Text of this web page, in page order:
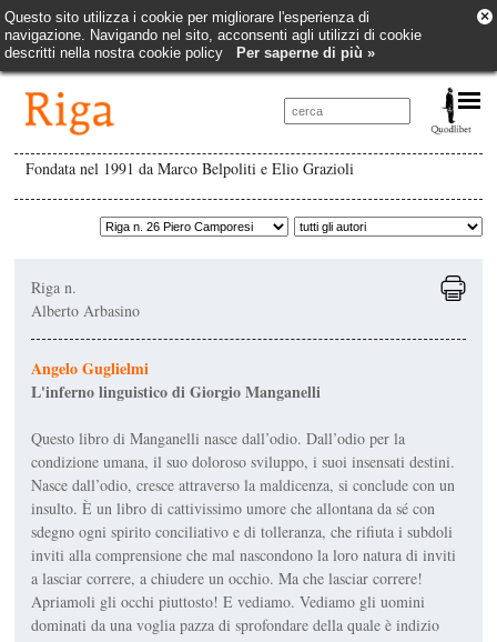
Questo sito utilizza i cookie per migliorare l'esperienza di
navigazione. Navigando nel sito, acconsenti agli utilizzi di cookie
descritti nella nostra cookie policy
Per saperne di più »
×
Fondata nel 1991 da Marco Belpoliti e Elio Grazioli
Riga n.
Alberto Arbasino
Angelo Guglielmi
L'inferno linguistico di Giorgio Manganelli
Questo libro di Manganelli nasce dall’odio. Dall’odio per la
condizione umana, il suo doloroso sviluppo, i suoi insensati de­stini.
Nasce dall’odio, cresce attraverso la maldicenza, si conclude con un
insulto. È un libro di cattivissimo umore che allontana da sé con
sdegno ogni spirito conciliativo e di tolleranza, che rifiuta i subdoli
inviti alla comprensione che mal nascondono la loro natura di inviti
a lasciar correre, a chiudere un occhio. Ma che lasciar correre!
Apriamoli gli occhi piuttosto! E vediamo. Vediamo gli uomini
dominati da una voglia pazza di sprofon­dare della quale è indizio